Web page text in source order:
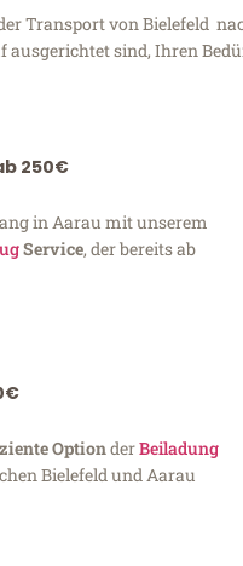
Transport von Bielefeld
ausgerichtet sind, Ihren
250€
in Aarau mit unserem
Service, der bereits ab
OptionderBeiladung
Bielefeld und Aarau